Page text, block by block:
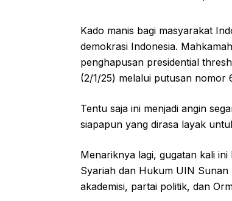
Kado manis bagi masyarakat
demokrasi Indonesia.
penghapusan presidential
(2/1/25) melalui putusan nomor
Tentu saja ini menjadi angin
siapapun yang dirasa layak
Menariknya lagi, gugatan kali
Syariah dan Hukum UIN Sunan
akademisi, partai politik, dan